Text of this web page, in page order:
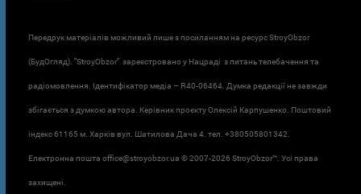
Передрук матеріалів можливий лише з посиланням на ресурс StroyObzor
(БудОгляд). "StroyObzor" зареєстровано у Нацраді з питань телебачення та
радіомовлення. Ідентифікатор медіа – R40-06464. Думка редакції не завжди
збігається з думкою автора. Керівник проєкту Олексій Карпушенко. Поштовий
індекс 61165 м. Харків вул. Шатилова Дача 4. тел. +380505801342.
Електронна пошта office@stroyobzor.ua © 2007-2026 StroyObzor™. Усі права
захищені.